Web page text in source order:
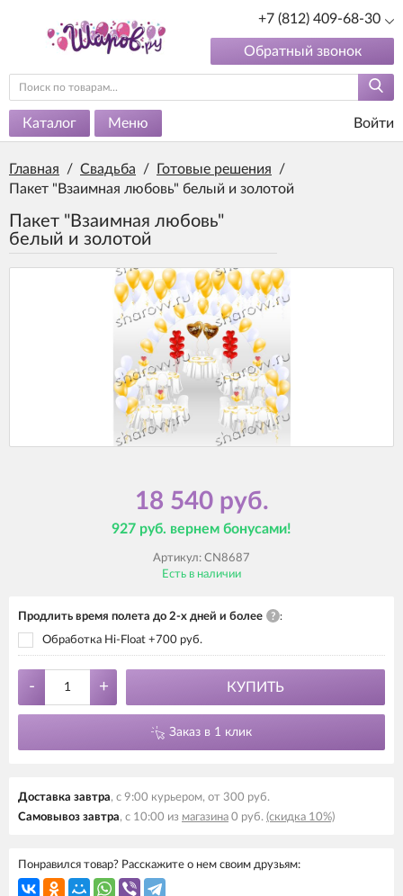
+7 (812) 409-68-30
Обратный звонок
Каталог Меню Войти
Главная / Свадьба / Готовые решения
/
Пакет "Взаимная любовь" белый и золотой
Пакет "Взаимная любовь"
белый и золотой
18 540 руб.
927 руб. вернем бонусами!
Артикул: CN8687
Есть в наличии
Продлить время полета до 2-х дней и более ? :
Обработка Hi-Float +700 руб.
- + КУПИТЬ
Заказ в 1 клик
Доставка завтра, с 9:00 курьером, от 300 руб.
Самовывоз завтра, с 10:00 из магазина 0 руб. (скидка 10%)
Понравился товар? Расскажите о нем своим друзьям: